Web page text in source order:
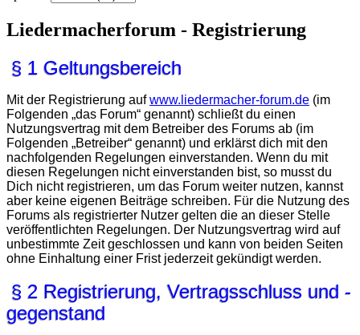
Liedermacherforum - Registrierung
§ 1 Geltungsbereich
Mit der Registrierung aufwww.liedermacher-forum.de (im
Folgenden „das Forum“ genannt) schließt du einen
Nutzungsvertrag mit dem Betreiber des Forums ab (im
Folgenden „Betreiber“ genannt) und erklärst dich mit den
nachfolgenden Regelungen einverstanden. Wenn du mit
diesen Regelungen nicht einverstanden bist, so musst du
Dich nicht registrieren, um das Forum weiter nutzen, kannst
aber keine eigenen Beiträge schreiben. Für die Nutzung des
Forums als registrierter Nutzer gelten die an dieser Stelle
veröffentlichten Regelungen. Der Nutzungsvertrag wird auf
unbestimmte Zeit geschlossen und kann von beiden Seiten
ohne Einhaltung einer Frist jederzeit gekündigt werden.
§ 2 Registrierung, Vertragsschluss und -
gegenstand